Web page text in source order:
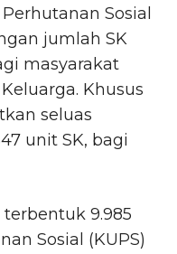
Sosial
jumlah SK
masyarakat
Khusus
seluas
unit SK, bagi
9.985
Sosial (KUPS)